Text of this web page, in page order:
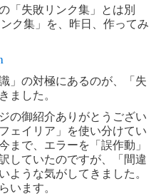
「失敗リンク集」とは別
ク集」を、昨日、作ってみ
」の対極にあるのが、「失
ました。
の御紹介ありがとうござい
ェイリア」を使い分けてい
まで、エラーを「誤作動」
していたのですが、「間違
ような気がしてきました。
います。